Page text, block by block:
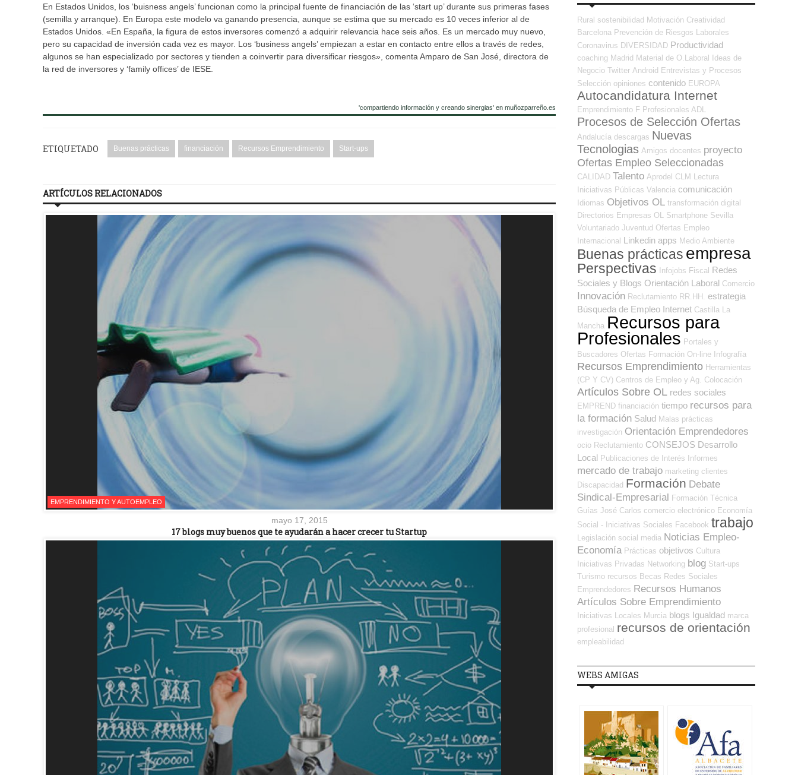
En Estados Unidos, los ‘buisness angels’ funcionan como la principal fuente de financiación de las ‘start up’ durante sus primeras fases
(semilla y arranque). En Europa este modelo va ganando presencia, aunque se estima que su mercado es 10 veces inferior al de
Estados Unidos. «En España, la figura de estos inversores comenzó a adquirir relevancia hace seis años. Es un mercado muy nuevo,
pero su capacidad de inversión cada vez es mayor. Los ‘business angels’ empiezan a estar en contacto entre ellos a través de redes,
algunos se han especializado por sectores y tienden a coinvertir para diversificar riesgos», comenta Amparo de San José, directora de
la red de inversores y ‘family offices’ de IESE.
'compartiendo información y creando sinergias' en muñozparreño.es
ETIQUETADO Buenas prácticas financiación Recursos Emprendimiento Start-ups
ARTÍCULOS RELACIONADOS
EMPRENDIMIENTO Y AUTOEMPLEO
mayo 17, 2015
17 blogs muy buenos que te ayudarán a hacer crecer tu Startup
Rural sostenibilidad Motivación Creatividad
Barcelona Prevención de Riesgos Laborales
Coronavirus DIVERSIDAD Productividad
coaching Madrid Material de O.Laboral
Ideas de
Negocio Twitter Android Entrevistas y Procesos
Selección opiniones contenido EUROPA
Autocandidatura Internet
Emprendimiento F Profesionales ADL
Procesos de Selección Ofertas
Andalucía descargas Nuevas
Tecnologias Amigos docentes proyecto
Ofertas Empleo Seleccionadas
CALIDAD Talento Aprodel CLM
Lectura
Iniciativas Públicas Valencia comunicación
Idiomas Objetivos OL transformación digital
Directorios Empresas OL
Smartphone Sevilla
Voluntariado Juventud Ofertas Empleo
Internacional Linkedin apps Medio Ambiente
Buenas prácticas empresa
Perspectivas Infojobs Fiscal Redes
Sociales y Blogs Orientación Laboral Comercio
Innovación Reclutamiento RR.HH.
estrategia
Búsqueda de Empleo Internet Castilla La
Mancha Recursos para
Profesionales Portales y
Buscadores Ofertas Formación On-line Infografía
Recursos Emprendimiento Herramientas
(CP Y CV) Centros de Empleo y Ag. Colocación
Artículos Sobre OL redes sociales
EMPREND financiación tiempo recursos para
la formación Salud Malas prácticas
investigación Orientación Emprendedores
ocio Reclutamiento CONSEJOS Desarrollo
Local Publicaciones de Interés Informes
mercado de trabajo marketing clientes
Discapacidad Formación Debate
Sindical-Empresarial Formación Técnica
Guías José Carlos comercio electrónico Economía
Social - Iniciativas Sociales Facebook trabajo
Legislación social media Noticias Empleo-
Economía Prácticas objetivos Cultura
Iniciativas Privadas Networking blog Start-ups
Turismo recursos Becas Redes Sociales
Emprendedores Recursos Humanos
Artículos Sobre Emprendimiento
Iniciativas Locales Murcia blogs Igualdad marca
profesional recursos de orientación
empleabilidad
WEBS AMIGAS